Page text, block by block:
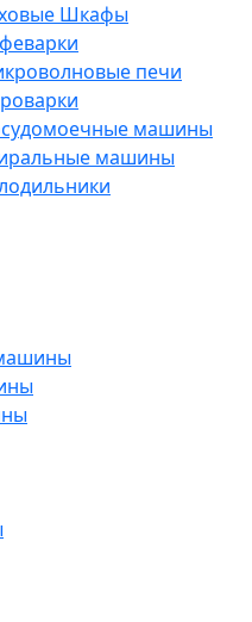
Шкафы
печи
машины
машины